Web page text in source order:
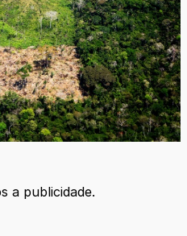
a publicidade.